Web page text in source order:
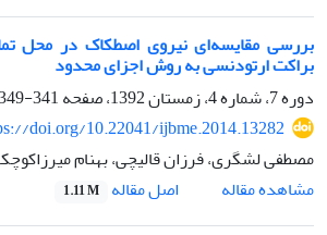
بررسی مقایسه‌ای نیروی اصطکاک در محل
براکت ارتودنسی به روش اجزای محدود
دوره 7، شماره 4، زمستان 1392، صفحه
341-349
doi.org/10.22041/ijbme.2014.13282
مصطفی لشگری، فرزان قالیچی، بهنام
مشاهده مقاله
اصل مقاله 1.11 M